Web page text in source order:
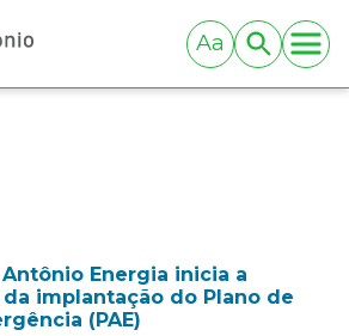
Aa
2026
Energia inicia a
implantação do Plano de
(PAE)